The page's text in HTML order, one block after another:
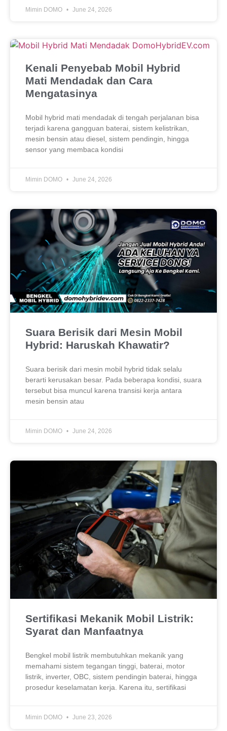
Mimin DOMO June 24, 2026
Kenali Penyebab Mobil Hybrid
Mati Mendadak dan Cara
Mengatasinya
Mobil hybrid mati mendadak di tengah perjalanan bisa
terjadi karena gangguan baterai, sistem kelistrikan,
mesin bensin atau diesel, sistem pendingin, hingga
sensor yang membaca kondisi
Mimin DOMO June 24, 2026
Suara Berisik dari Mesin Mobil
Hybrid: Haruskah Khawatir?
Suara berisik dari mesin mobil hybrid tidak selalu
berarti kerusakan besar. Pada beberapa kondisi, suara
tersebut bisa muncul karena transisi kerja antara
mesin bensin atau
Mimin DOMO June 24, 2026
Sertifikasi Mekanik Mobil Listrik:
Syarat dan Manfaatnya
Bengkel mobil listrik membutuhkan mekanik yang
memahami sistem tegangan tinggi, baterai, motor
listrik, inverter, OBC, sistem pendingin baterai, hingga
prosedur keselamatan kerja. Karena itu, sertifikasi
Mimin DOMO June 23, 2026